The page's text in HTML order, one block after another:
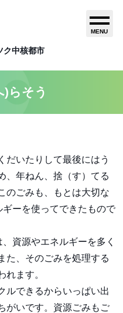
ク中核都市
MENU
)らそう
いたりして最後にはう
、年ねん、捨（す）てる
のごみも、もとは大切な
ーを使ってできたもので
資源やエネルギーを多く
た、そのごみを処理する
れます。
できるからいっぱい出
がいです。資源ごみもご